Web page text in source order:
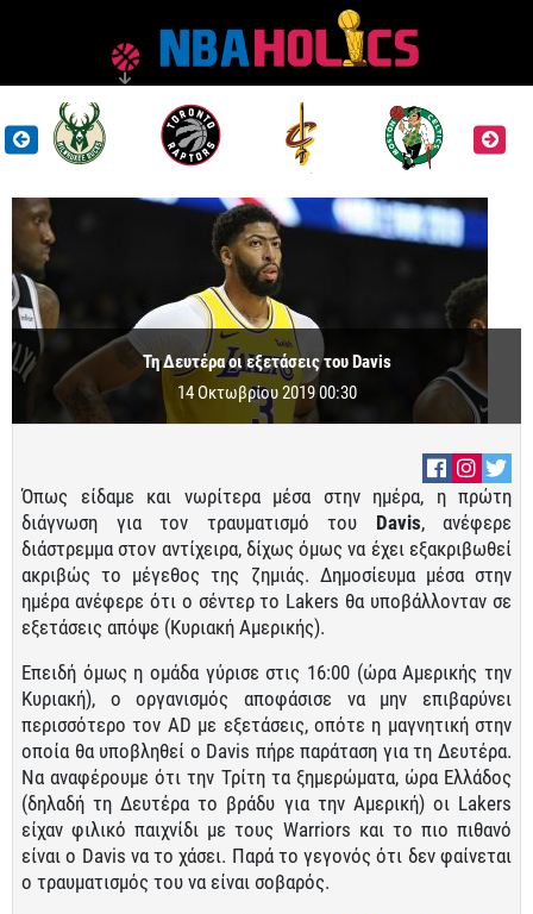
Τη Δευτέρα οι εξετάσεις του Davis
14 Οκτωβρίου 2019 00:30
Όπως είδαμε και νωρίτερα μέσα στην ημέρα, η πρώτη
διάγνωση για τον τραυματισμό του Davis, ανέφερε
διάστρεμμα στον αντίχειρα, δίχως όμως να έχει εξακριβωθεί
ακριβώς το μέγεθος της ζημιάς. Δημοσίευμα μέσα στην
ημέρα ανέφερε ότι ο σέντερ το Lakers θα υποβάλλονταν σε
εξετάσεις απόψε (Κυριακή Αμερικής).
Επειδή όμως η ομάδα γύρισε στις 16:00 (ώρα Αμερικής την
Κυριακή), ο οργανισμός αποφάσισε να μην επιβαρύνει
περισσότερο τον AD με εξετάσεις, οπότε η μαγνητική στην
οποία θα υποβληθεί ο Davis πήρε παράταση για τη Δευτέρα.
Να αναφέρουμε ότι την Τρίτη τα ξημερώματα, ώρα Ελλάδος
(δηλαδή τη Δευτέρα το βράδυ για την Αμερική) οι Lakers
είχαν φιλικό παιχνίδι με τους Warriors και το πιο πιθανό
είναι ο Davis να το χάσει. Παρά το γεγονός ότι δεν φαίνεται
ο τραυματισμός του να είναι σοβαρός.